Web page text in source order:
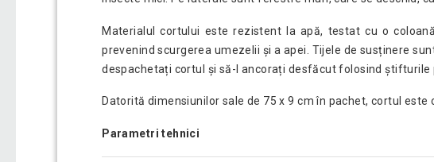
Materialul cortului este rezistent la apă, testat cu o
prevenind scurgerea umezelii și a apei. Tijele de susținere
despachetați cortul și să-l ancorați desfăcut folosind
Datorită dimensiunilor sale de 75 x 9 cm în pachet, cortul este
Parametri tehnici